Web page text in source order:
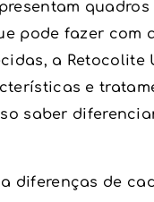
quadros
pode fazer com
a Retocolite
e
saber
diferenças de